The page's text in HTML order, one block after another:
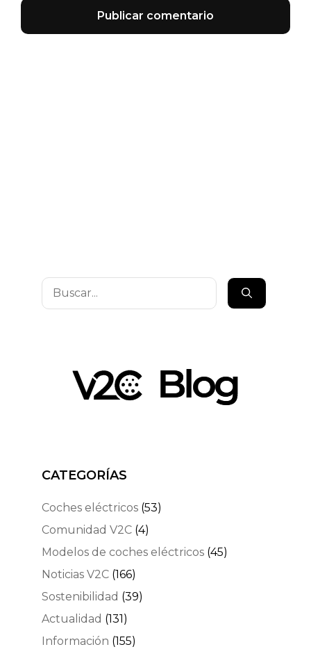
Buscar:
CATEGORÍAS
Coches eléctricos (53)
Comunidad V2C (4)
Modelos de coches eléctricos (45)
Noticias V2C (166)
Sostenibilidad (39)
Actualidad (131)
Información (155)